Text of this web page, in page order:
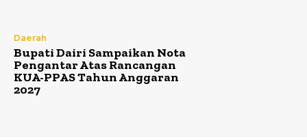
Daerah
Bupati Dairi Sampaikan Nota
Pengantar Atas Rancangan
KUA-PPAS Tahun Anggaran
2027